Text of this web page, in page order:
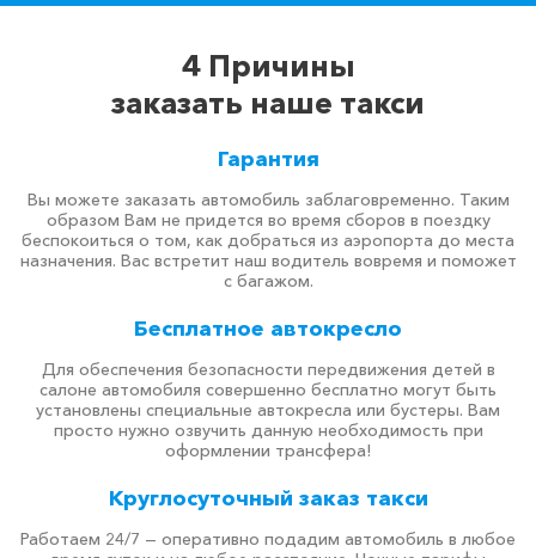
4 Причины
заказать наше такси
Гарантия
Вы можете заказать автомобиль заблаговременно. Таким
образом Вам не придется во время сборов в поездку
беспокоиться о том, как добраться из аэропорта до места
назначения. Вас встретит наш водитель вовремя и поможет
с багажом.
Бесплатное автокресло
Для обеспечения безопасности передвижения детей в
салоне автомобиля совершенно бесплатно могут быть
установлены специальные автокресла или бустеры. Вам
просто нужно озвучить данную необходимость при
оформлении трансфера!
Круглосуточный заказ такси
Работаем 24/7 — оперативно подадим автомобиль в любое